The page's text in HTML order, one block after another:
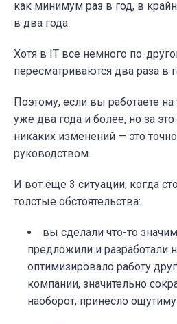
как минимум раз в год, в
в два года.
Хотя в IT все немного по-
пересматриваются два раза в
Поэтому, если вы работаете
уже два года и более, но за
никаких изменений — это
руководством.
И вот еще 3 ситуации, когда
толстые обстоятельства:
вы сделали что-то
предложили и разработали
оптимизировало работу
компании, значительно
наоборот, принесло